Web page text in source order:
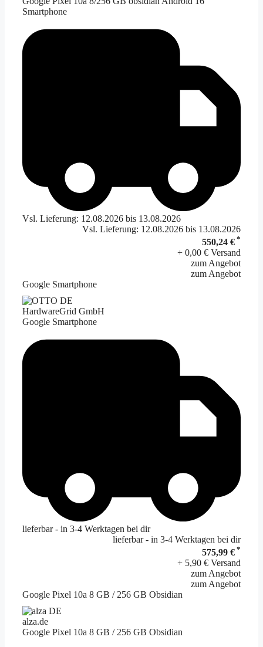
Smartphone
Vsl. Lieferung: 12.08.2026 bis 13.08.2026
Vsl. Lieferung: 12.08.2026 bis 13.08.2026
550,24 € *
+ 0,00 € Versand
zum Angebot
zum Angebot
Google Smartphone
HardwareGrid GmbH
Google Smartphone
lieferbar - in 3-4 Werktagen bei dir
lieferbar - in 3-4 Werktagen bei dir
575,99 € *
+ 5,90 € Versand
zum Angebot
zum Angebot
Google Pixel 10a 8 GB / 256 GB Obsidian
alza.de
Google Pixel 10a 8 GB / 256 GB Obsidian